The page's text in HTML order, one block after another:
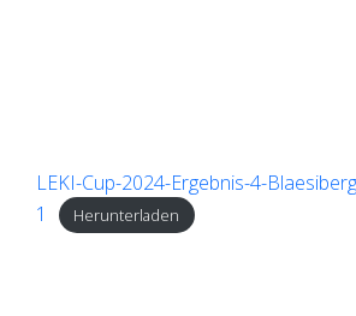
LEKI-Cup-2024-Ergebnis-4-
1
Herunterladen